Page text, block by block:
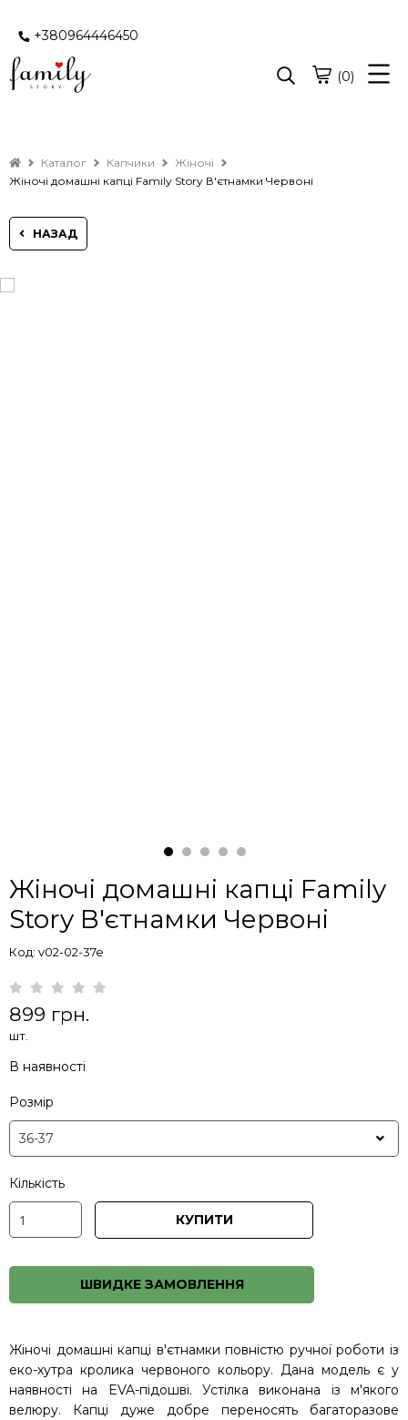
+380964446450
(0)
Каталог Капчики
Жіночі
Жіночі домашні капці Family Story В'єтнамки Червоні
НАЗАД
Жіночі домашні капці Family
Story В'єтнамки Червоні
Код: v02-02-37e
899 грн.
шт.
В наявності
Розмір
Кількість
КУПИТИ
ШВИДКЕ ЗАМОВЛЕННЯ
Жіночі домашні капці в'єтнамки повністю ручної роботи із
еко-хутра кролика червоного кольору. Дана модель є у
наявності на EVA-підошві. Устілка виконана із м'якого
велюру. Капці дуже добре переносять багаторазове